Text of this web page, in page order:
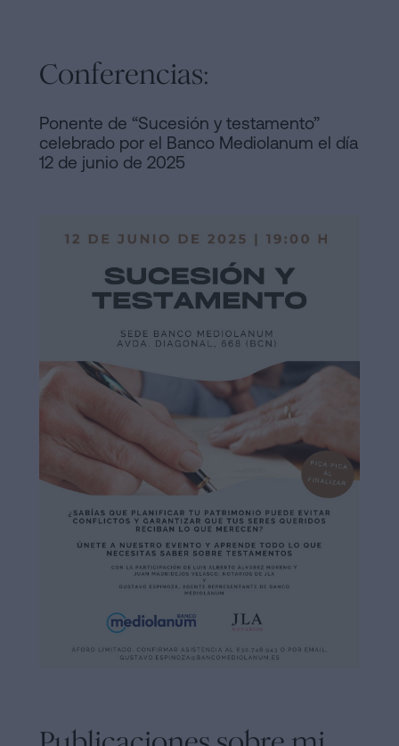
Conferencias:
Ponente de “Sucesión y testamento”
celebrado por el Banco Mediolanum el día
12 de junio de 2025